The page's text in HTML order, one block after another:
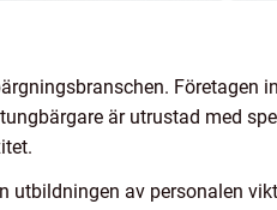
Företagen
är utrustad med
utbildningen av personalen